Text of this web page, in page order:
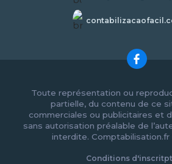
Toute représentation ou
partielle, du contenu de ce
commerciales ou publicitaires et
sans autorisation préalable de
interdite. Comptabilisation.fr
Conditions